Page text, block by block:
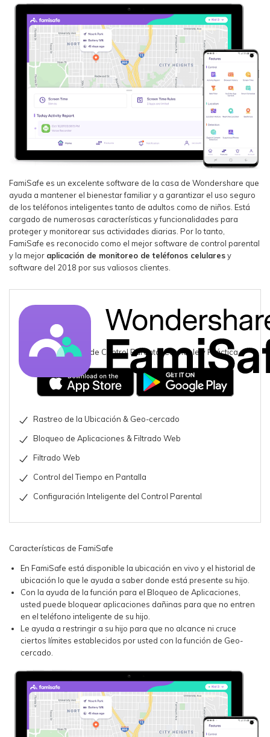
FamiSafe es un excelente software de la casa de Wondershare que
ayuda a mantener el bienestar familiar y a garantizar el uso seguro
de los teléfonos inteligentes tanto de adultos como de niños. Está
cargado de numerosas características y funcionalidades para
proteger y monitorear sus actividades diarias. Por lo tanto,
FamiSafe es reconocido como el mejor software de control parental
y la mejor aplicación de monitoreo de teléfonos celularesy
software del 2018 por sus valiosos clientes.
Una Aplicación de Control Parental Confiable y Práctica
Rastreo de la Ubicación & Geo-cercado
Bloqueo de Aplicaciones & Filtrado Web
Filtrado Web
Control del Tiempo en Pantalla
Configuración Inteligente del Control Parental
Características de FamiSafe
En FamiSafe está disponible la ubicación en vivo y el historial de
ubicación lo que le ayuda a saber donde está presente su hijo.
Con la ayuda de la función para el Bloqueo de Aplicaciones,
usted puede bloquear aplicaciones dañinas para que no entren
en el teléfono inteligente de su hijo.
Le ayuda a restringir a su hijo para que no alcance ni cruce
ciertos límites establecidos por usted con la función de Geo-
cercado.